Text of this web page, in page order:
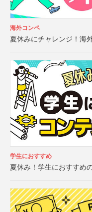
海外コンペ
夏休みにチャレンジ！海
学生におすすめ
夏休み！学生におすすめ